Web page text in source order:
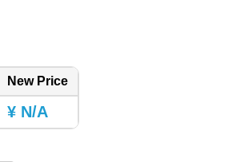
New Price
¥ N/A